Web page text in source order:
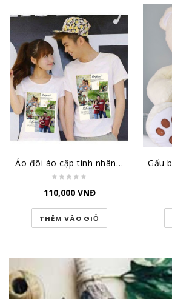
Áo đôi áo cặp tình nhân QA011
110,000 VNĐ
THÊM VÀO GIỎ